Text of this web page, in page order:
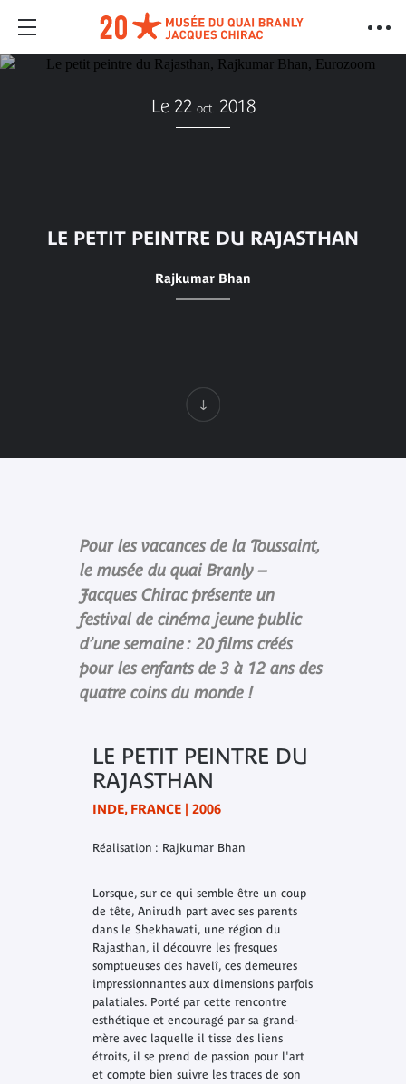
Le 22 oct. 2018
LE PETIT PEINTRE DU RAJASTHAN
Rajkumar Bhan
Pour les vacances de la Toussaint,
le musée du quai Branly –
Jacques Chirac présente un
festival de cinéma jeune public
d’une semaine : 20 films créés
pour les enfants de 3 à 12 ans des
quatre coins du monde !
LE PETIT PEINTRE DU
RAJASTHAN
INDE, FRANCE | 2006
Réalisation : Rajkumar Bhan
Lorsque, sur ce qui semble être un coup
de tête, Anirudh part avec ses parents
dans le Shekhawati, une région du
Rajasthan, il découvre les fresques
somptueuses des havelî, ces demeures
impressionnantes aux dimensions parfois
palatiales. Porté par cette rencontre
esthétique et encouragé par sa grand-
mère avec laquelle il tisse des liens
étroits, il se prend de passion pour l'art
et compte bien suivre les traces de son